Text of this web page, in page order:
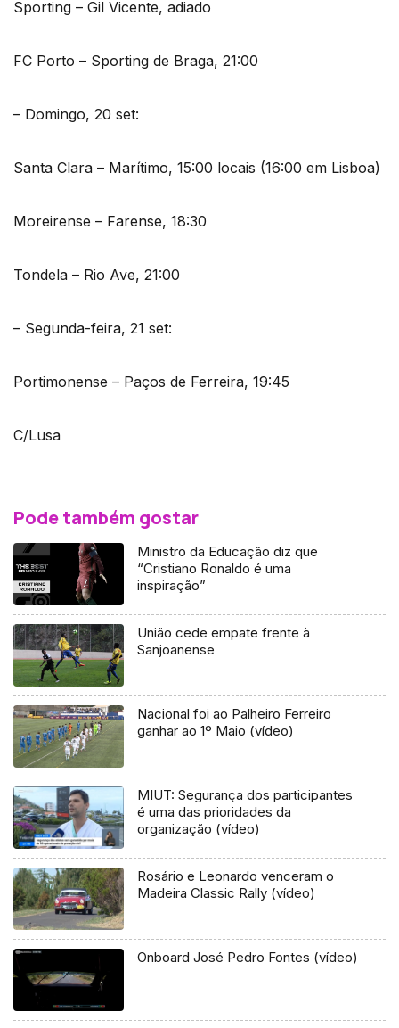
Sporting – Gil Vicente, adiado
FC Porto – Sporting de Braga, 21:00
– Domingo, 20 set:
Santa Clara – Marítimo, 15:00 locais (16:00 em Lisboa)
Moreirense – Farense, 18:30
Tondela – Rio Ave, 21:00
– Segunda-feira, 21 set:
Portimonense – Paços de Ferreira, 19:45
C/Lusa
Pode também gostar
Ministro da Educação diz que
“Cristiano Ronaldo é uma
inspiração”
União cede empate frente à
Sanjoanense
Nacional foi ao Palheiro Ferreiro
ganhar ao 1º Maio (vídeo)
MIUT: Segurança dos participantes
é uma das prioridades da
organização (vídeo)
Rosário e Leonardo venceram o
Madeira Classic Rally (vídeo)
Onboard José Pedro Fontes (vídeo)